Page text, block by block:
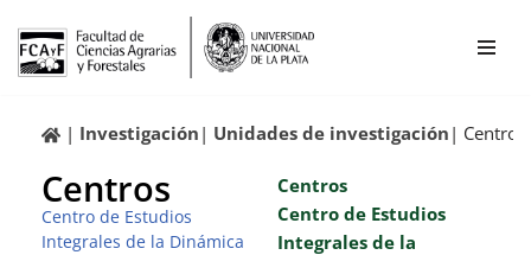
Ir
contenidoInvestigación Unidades de investigación Centros
Centros
Centro de Estudios
Integrales de la Dinámica
Centros
Centro de Estudios
Integrales de la